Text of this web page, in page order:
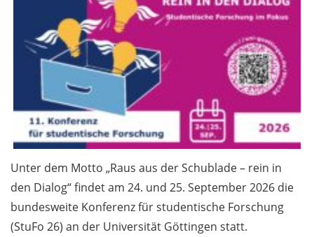
Unter dem Motto „Raus aus der Schublade – rein in
den Dialog“ findet am 24. und 25. September 2026 die
bundesweite Konferenz für studentische Forschung
(StuFo 26) an der Universität Göttingen statt.